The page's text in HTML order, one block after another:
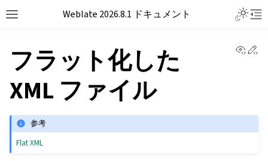
Weblate 2026.8.1 ドキュメント
フラット化した
XML ファイル
参考
Flat XML